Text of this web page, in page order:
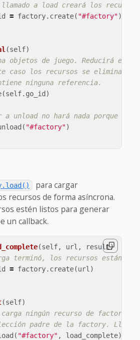
a load creará los
= factory. create( "#factory")
(self)
objetos de juego. Reducirá el
caso los recursos se eliminan
ninguna referencia.
(self. go_id )
a unload no hará nada porque
( "#factory")
para cargar
recursos de forma asíncrona.
estén listos para generar
un callback.
(self, url , result)
terminó, los recursos están
= factory. create(url )
(self)
ningún recurso de factory
padre de la factory.
( "#factory" , load_complete)